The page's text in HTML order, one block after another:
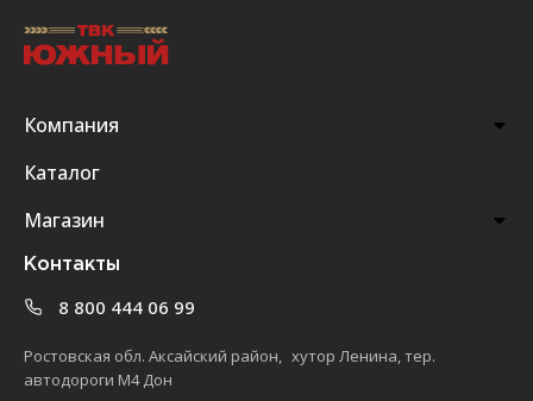
Компания
Каталог
Магазин
Контакты
8 800 444 06 99
Ростовская обл. Аксайский район, хутор Ленина, тер.
автодороги М4 Дон